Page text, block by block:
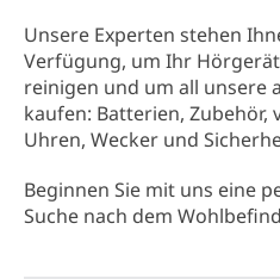
Unsere Experten stehen
Verfügung, um Ihr
reinigen und um all unsere
kaufen: Batterien,
Uhren, Wecker und
Beginnen Sie mit uns eine
Suche nach dem